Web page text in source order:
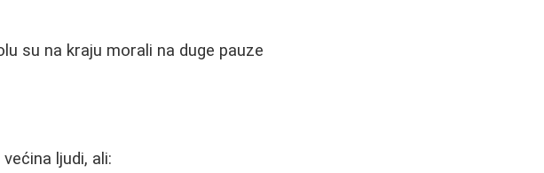
su na kraju morali na duge pauze
ljudi, ali: